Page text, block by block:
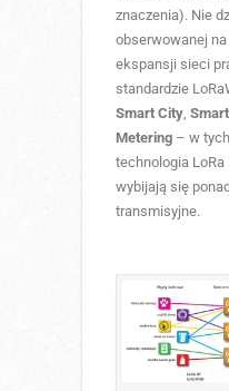
znaczenia). Nie
obserwowanej
ekspansji sieci
standardzie
Smart City
Metering – w
technologia LoRa
wybijają się
transmisyjne.